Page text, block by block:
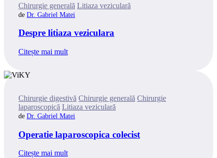
Categories
Chirurgie generală Litiaza veziculară
Dr. Gabriel Matei
Despre litiaza veziculara
Citește mai mult
Categories
Chirurgie digestivă Chirurgie generală Chirurgie
laparoscopică Litiaza veziculară
Dr. Gabriel Matei
Operatie laparoscopica colecist
Citește mai mult